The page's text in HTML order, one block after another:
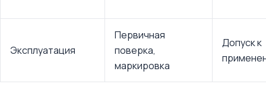
Эксплуатация
Первичная
поверка,
маркировка
Допуск к